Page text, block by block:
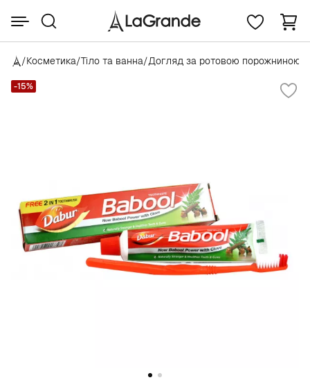
/Косметика/Тіло та ванна/Догляд за ротовою порожниною
-15%